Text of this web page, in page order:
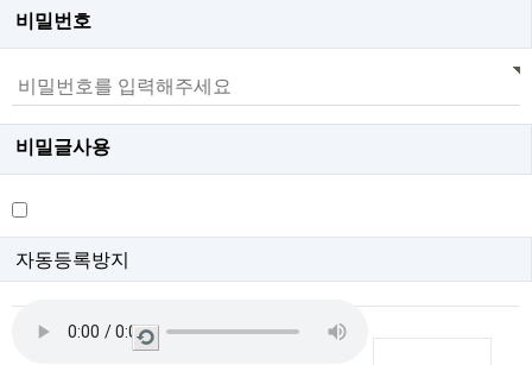
비밀번호
비밀글사용
자동등록방지
새